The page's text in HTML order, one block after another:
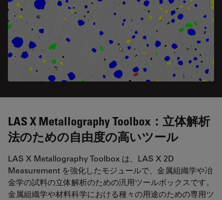
LAS X Metallography Toolbox：立体解析
法のための自由度の高いツール
LAS X Metallography Toolbox は、LAS X 2D
Measurement を強化したモジュールで、金属組織学や冶
金学の試料の立体解析のための汎用ツールボックスです。
金属組織学や材料科学における種々の用途のための専用ツ